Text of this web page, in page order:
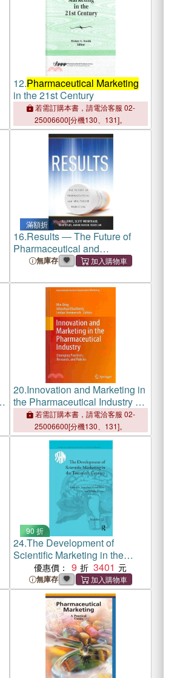
12.Pharmaceutical Marketing
in the 21st Century
若需訂購本書，請電洽客服 02-
25006600[分機130、131]。
滿額折
16.Results ― The Future of
Pharmaceutical and
Healthcare Marketing
無庫存
20.Innovation and Marketing in
the Pharmaceutical Industry ―
Emerging Practices, Research,
and Policies
若需訂購本書，請電洽客服 02-
25006600[分機130、131]。
90 折
24.The Development of
Scientific Marketing in the
Twentieth Century ─ Research
for Sales in the Pharmaceutical
Industry
優惠價： 9 3401
無庫存